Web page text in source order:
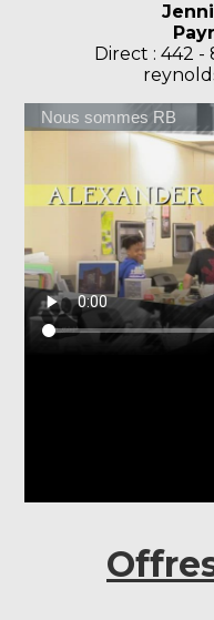
Direct : 442 -